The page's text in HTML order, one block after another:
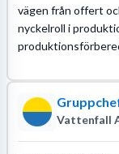
vägen från offert
nyckelroll i
Vattenfall